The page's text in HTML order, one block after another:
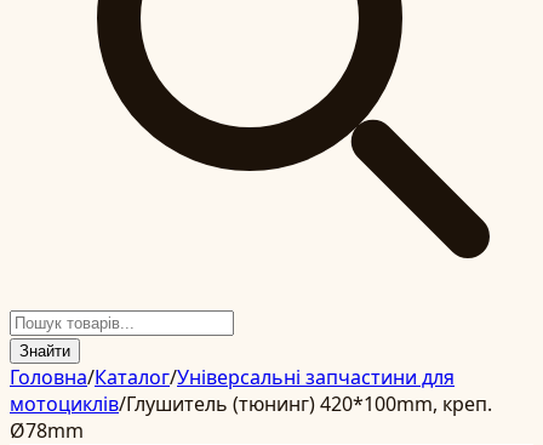
Знайти
Головна/Каталог/Універсальні запчастини для
мотоциклів/Глушитель (тюнинг) 420*100mm, креп.
Ø78mm